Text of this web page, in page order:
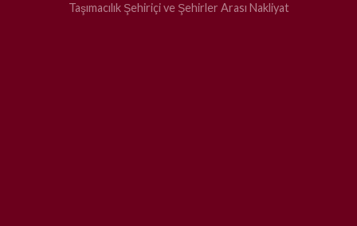
Taşımacılık Şehiriçi ve Şehirler Arası Nakliyat